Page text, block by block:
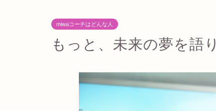
miwaコーチはどんな人
もっと、未来の夢を語